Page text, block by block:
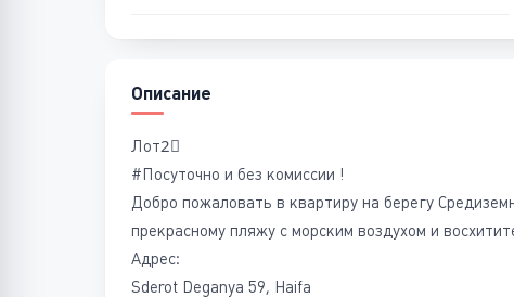
Описание
Лот2⃣
#Посуточно и без комиссии !
Добро пожаловать в квартиру на берегу
прекрасному пляжу с морским воздухом и
Адрес:
Sderot Deganya 59, Haifa